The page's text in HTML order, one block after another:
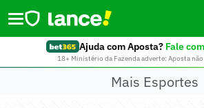
Ajuda com Aposta? Fale
18+ Ministério da Fazenda adverte: Aposta
Mais Esportes